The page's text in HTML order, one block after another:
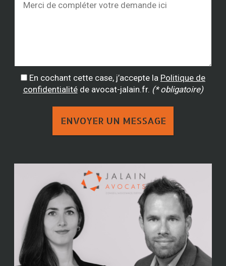
En cochant cette case, j’accepte la Politique de
confidentialitéde avocat-jalain.fr. (* obligatoire)